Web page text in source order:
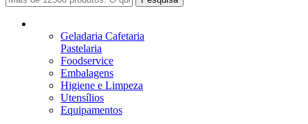
Geladaria Cafetaria
Pastelaria
Foodservice
Embalagens
Higiene e Limpeza
Utensílios
Equipamentos